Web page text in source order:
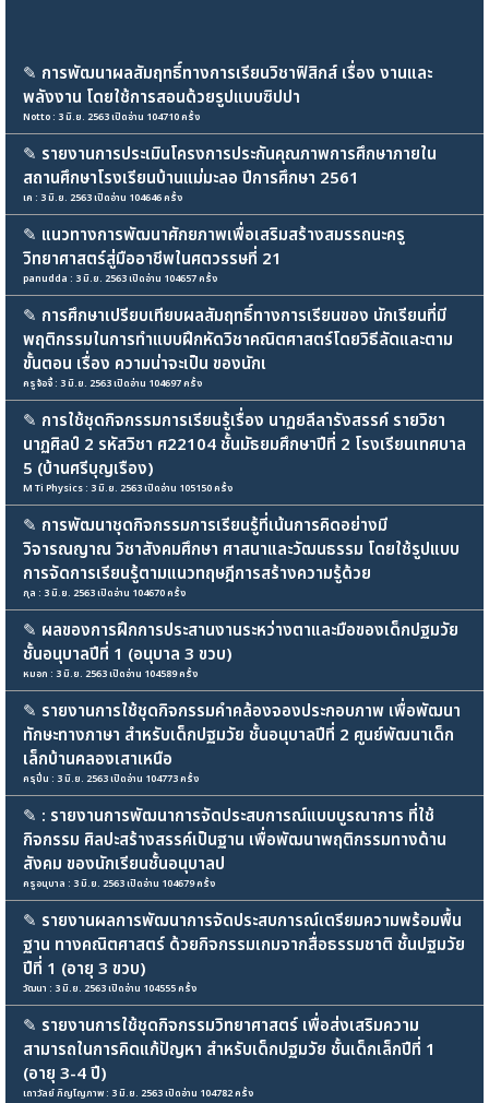
✎ การพัฒนาผลสัมฤทธิ์ทางการเรียนวิชาฟิสิกส์ เรื่อง งานและ
พลังงาน โดยใช้การสอนด้วยรูปแบบซิปปา
Notto : 3 มิ.ย. 2563 เปิดอ่าน 104710 ครั้ง
✎ รายงานการประเมินโครงการประกันคุณภาพการศึกษาภายใน
สถานศึกษาโรงเรียนบ้านแม่มะลอ ปีการศึกษา 2561
เค : 3 มิ.ย. 2563 เปิดอ่าน 104646 ครั้ง
✎ แนวทางการพัฒนาศักยภาพเพื่อเสริมสร้างสมรรถนะครู
วิทยาศาสตร์สู่มืออาชีพในศตวรรษที่ 21
panudda : 3 มิ.ย. 2563 เปิดอ่าน 104657 ครั้ง
✎ การศึกษาเปรียบเทียบผลสัมฤทธิ์ทางการเรียนของ นักเรียนที่มี
พฤติกรรมในการทำแบบฝึกหัดวิชาคณิตศาสตร์โดยวิธีลัดและตาม
ขั้นตอน เรื่อง ความน่าจะเป็น ของนักเ
ครูจ้อจี้ : 3 มิ.ย. 2563 เปิดอ่าน 104697 ครั้ง
✎ การใช้ชุดกิจกรรมการเรียนรู้เรื่อง นาฏยลีลารังสรรค์ รายวิชา
นาฏศิลป์ 2 รหัสวิชา ศ22104 ชั้นมัธยมศึกษาปีที่ 2 โรงเรียนเทศบาล
5 (บ้านศรีบุญเรือง)
M Ti Physics : 3 มิ.ย. 2563 เปิดอ่าน 105150 ครั้ง
✎ การพัฒนาชุดกิจกรรมการเรียนรู้ที่เน้นการคิดอย่างมี
วิจารณญาณ วิชาสังคมศึกษา ศาสนาและวัฒนธรรม โดยใช้รูปแบบ
การจัดการเรียนรู้ตามแนวทฤษฎีการสร้างความรู้ด้วย
กุล : 3 มิ.ย. 2563 เปิดอ่าน 104670 ครั้ง
✎ ผลของการฝึกการประสานงานระหว่างตาและมือของเด็กปฐมวัย
ชั้นอนุบาลปีที่ 1 (อนุบาล 3 ขวบ)
หมอก : 3 มิ.ย. 2563 เปิดอ่าน 104589 ครั้ง
✎ รายงานการใช้ชุดกิจกรรมคำคล้องจองประกอบภาพ เพื่อพัฒนา
ทักษะทางภาษา สำหรับเด็กปฐมวัย ชั้นอนุบาลปีที่ 2 ศูนย์พัฒนาเด็ก
เล็กบ้านคลองเสาเหนือ
ครุปิ่น : 3 มิ.ย. 2563 เปิดอ่าน 104773 ครั้ง
✎ : รายงานการพัฒนาการจัดประสบการณ์แบบบูรณาการ ที่ใช้
กิจกรรม ศิลปะสร้างสรรค์เป็นฐาน เพื่อพัฒนาพฤติกรรมทางด้าน
สังคม ของนักเรียนชั้นอนุบาลป
ครูอนุบาล : 3 มิ.ย. 2563 เปิดอ่าน 104679 ครั้ง
✎ รายงานผลการพัฒนาการจัดประสบการณ์เตรียมความพร้อมพื้น
ฐาน ทางคณิตศาสตร์ ด้วยกิจกรรมเกมจากสื่อธรรมชาติ ชั้นปฐมวัย
ปีที่ 1 (อายุ 3 ขวบ)
วัฒนา : 3 มิ.ย. 2563 เปิดอ่าน 104555 ครั้ง
✎ รายงานการใช้ชุดกิจกรรมวิทยาศาสตร์ เพื่อส่งเสริมความ
สามารถในการคิดแก้ปัญหา สำหรับเด็กปฐมวัย ชั้นเด็กเล็กปีที่ 1
(อายุ 3-4 ปี)
เถาวัลย์ ภิญโญภาพ : 3 มิ.ย. 2563 เปิดอ่าน 104782 ครั้ง